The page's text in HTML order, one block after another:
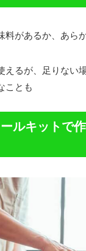
料があるか、あら
えるが、足りない
ことも
ルキットで